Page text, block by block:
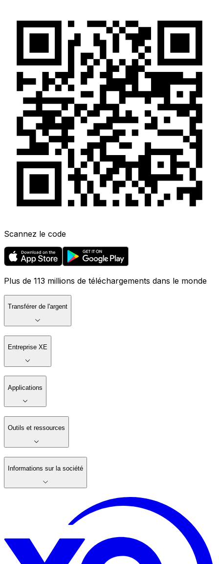
Scannez le code
Plus de 113 millions de téléchargements dans le monde
Transférer de l'argent
Entreprise XE
Applications
Outils et ressources
Informations sur la société